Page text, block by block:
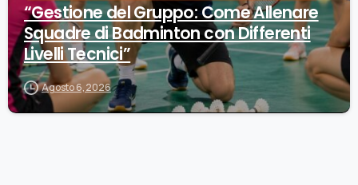
“Gestione del Gruppo: Come Allenare
Squadre di Badminton con Differenti
Livelli Tecnici”
Agosto 6, 2026